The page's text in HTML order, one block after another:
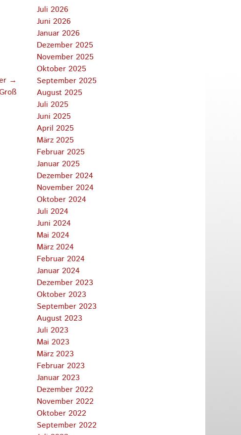
→
Juli 2026
Juni 2026
Januar 2026
Dezember 2025
November 2025
Oktober 2025
September 2025
August 2025
Juli 2025
Juni 2025
April 2025
März 2025
Februar 2025
Januar 2025
Dezember 2024
November 2024
Oktober 2024
Juli 2024
Juni 2024
Mai 2024
März 2024
Februar 2024
Januar 2024
Dezember 2023
Oktober 2023
September 2023
August 2023
Juli 2023
Mai 2023
März 2023
Februar 2023
Januar 2023
Dezember 2022
November 2022
Oktober 2022
September 2022